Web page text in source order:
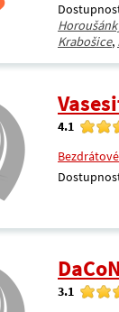
Krabošice,
4.1
3.1